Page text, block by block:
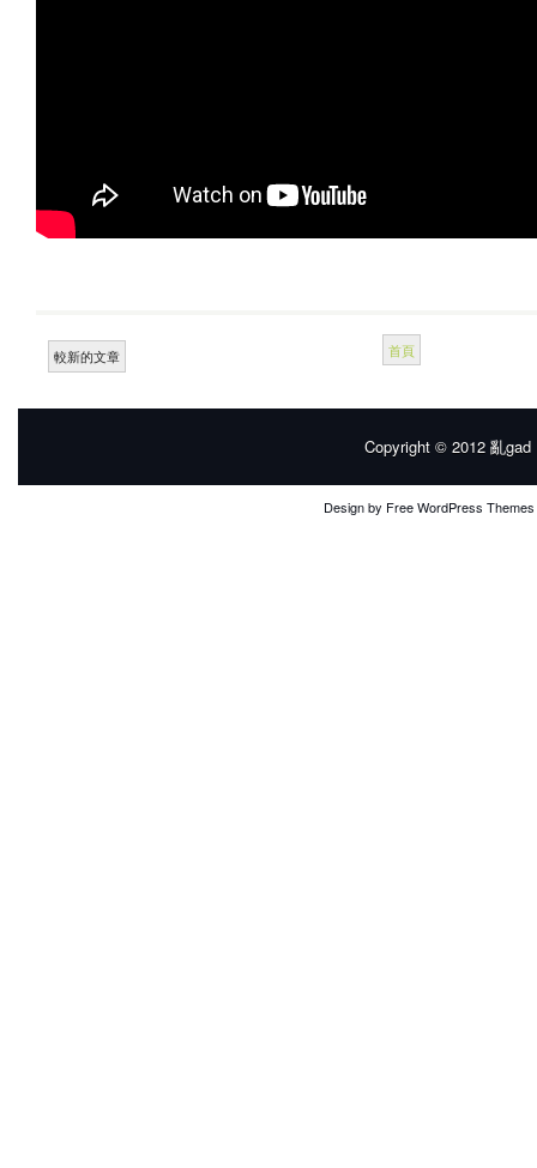
較新的文章 首頁
Copyright © 2012 亂gad
Design by Free WordPress Themes